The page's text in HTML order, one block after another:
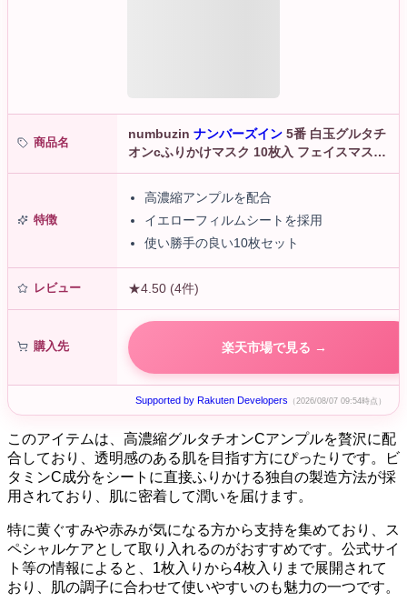
商品名
numbuzin ナンバーズイン 5番 白玉グルタチ
オンcふりかけマスク 10枚入 フェイスマスク
マスクパック スキンケア 韓国コスメ 正規品
特徴
高濃縮アンプルを配合
イエローフィルムシートを採用
使い勝手の良い10枚セット
レビュー ★4.50 (4件)
購入先 楽天市場で見る →
Supported by Rakuten Developers （2026/08/07 09:54時点）
このアイテムは、高濃縮グルタチオンCアンプルを贅沢に配
合しており、透明感のある肌を目指す方にぴったりです。ビ
タミンC成分をシートに直接ふりかける独自の製造方法が採
用されており、肌に密着して潤いを届けます。
特に黄ぐすみや赤みが気になる方から支持を集めており、ス
ペシャルケアとして取り入れるのがおすすめです。公式サイ
ト等の情報によると、1枚入りから4枚入りまで展開されて
おり、肌の調子に合わせて使いやすいのも魅力の一つです。